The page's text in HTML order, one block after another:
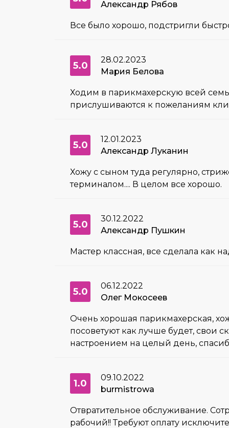
Александр Рябов
Все было хорошо, подстригли
5.0
28.02.2023
Мария Белова
Ходим в парикмахерскую всей
прислушиваются к пожеланиям
5.0
12.01.2023
Александр Луканин
Хожу с сыном туда регулярно,
терминалом.... В целом все хорошо.
5.0
30.12.2022
Александр Пушкин
Мастер классная, все сделала как
5.0
06.12.2022
Олег Мокосеев
Очень хорошая парикмахерская,
посоветуют как лучше будет, свои
настроением на целый день,
1.0
09.10.2022
burmistrowa
Отвратительное обслуживание.
рабочий!! Требуют оплату